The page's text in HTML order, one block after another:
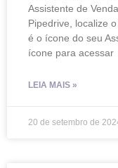
Assistente de
Pipedrive, localize
é o ícone do seu
ícone para acessar
LEIA MAIS »
20 de setembro de